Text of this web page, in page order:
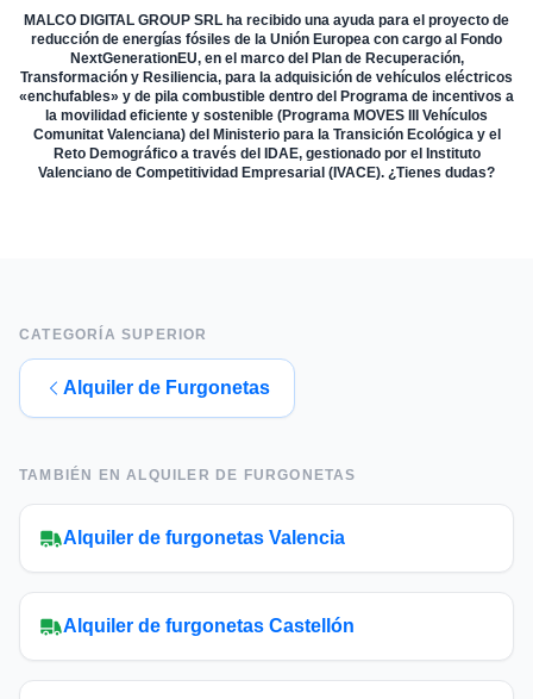
MALCO DIGITAL GROUP SRL ha recibido una ayuda para el proyecto de
reducción de energías fósiles de la Unión Europea con cargo al Fondo
NextGenerationEU, en el marco del Plan de Recuperación,
Transformación y Resiliencia, para la adquisición de vehículos eléctricos
«enchufables» y de pila combustible dentro del Programa de incentivos a
la movilidad eficiente y sostenible (Programa MOVES III Vehículos
Comunitat Valenciana) del Ministerio para la Transición Ecológica y el
Reto Demográfico a través del IDAE, gestionado por el Instituto
Valenciano de Competitividad Empresarial (IVACE). ¿Tienes dudas?
CATEGORÍA SUPERIOR
Alquiler de Furgonetas
TAMBIÉN EN ALQUILER DE FURGONETAS
Alquiler de furgonetas Valencia
Alquiler de furgonetas Castellón